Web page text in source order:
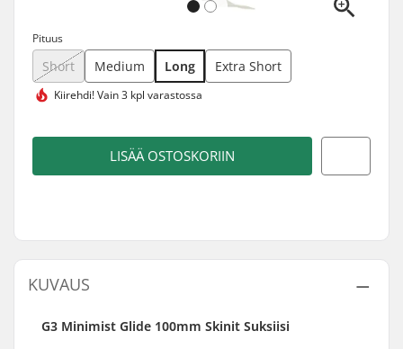
Pituus
Short Medium Long Extra Short
Kiirehdi!Vain 3 kpl varastossa
LISÄÄ OSTOSKORIIN
KUVAUS
G3 Minimist Glide 100mm Skinit Suksiisi